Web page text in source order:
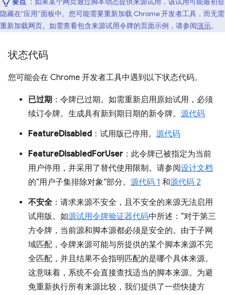
隐藏在“应用”面板中。您可能需要重新加载 Chrome 开发者工具，而无需
重新加载网页。如需查看包含来源试用令牌的页面示例，请参阅演示。
状态代码
您可能会在 Chrome 开发者工具中遇到以下状态代码。
已过期 ：令牌已过期。如需重新启用原始试用，必须
续订令牌。生成具有新到期日期的新令牌。 源代码
FeatureDisabled ：试用版已停用。 源代码
FeatureDisabledForUser ：此令牌已被指定为当前
用户停用，并采用了替代使用限制。请参阅设计文档
的“用户子集排除对象”部分。 源代码 1 和源代码 2
不安全 ：请求来源不安全，且不安全的来源无法启用
试用版。如源试用令牌验证器代码中所述：“对于第三
方令牌，当前源和脚本源都必须是安全的。由于子网
域匹配，令牌来源可能与所提供的某个脚本来源不完
全匹配，并且结果不会指明匹配的是哪个具体来源。
这意味着，系统不会直接查找适当的脚本来源。为避
免重新执行所有来源比较，我们提供了一些快捷方